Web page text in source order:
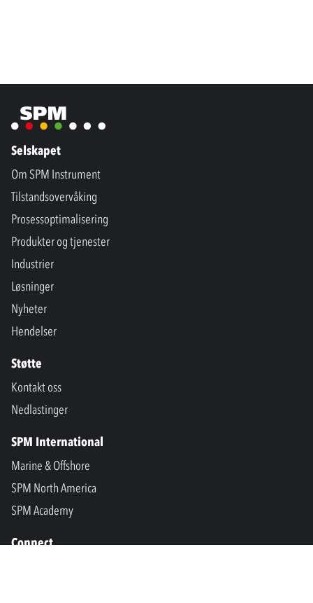
Selskapet
Om SPM Instrument
Tilstandsovervåking
Prosessoptimalisering
Produkter og tjenester
Industrier
Løsninger
Nyheter
Hendelser
Støtte
Kontakt oss
Nedlastinger
SPM International
Marine & Offshore
SPM North America
SPM Academy
Connect